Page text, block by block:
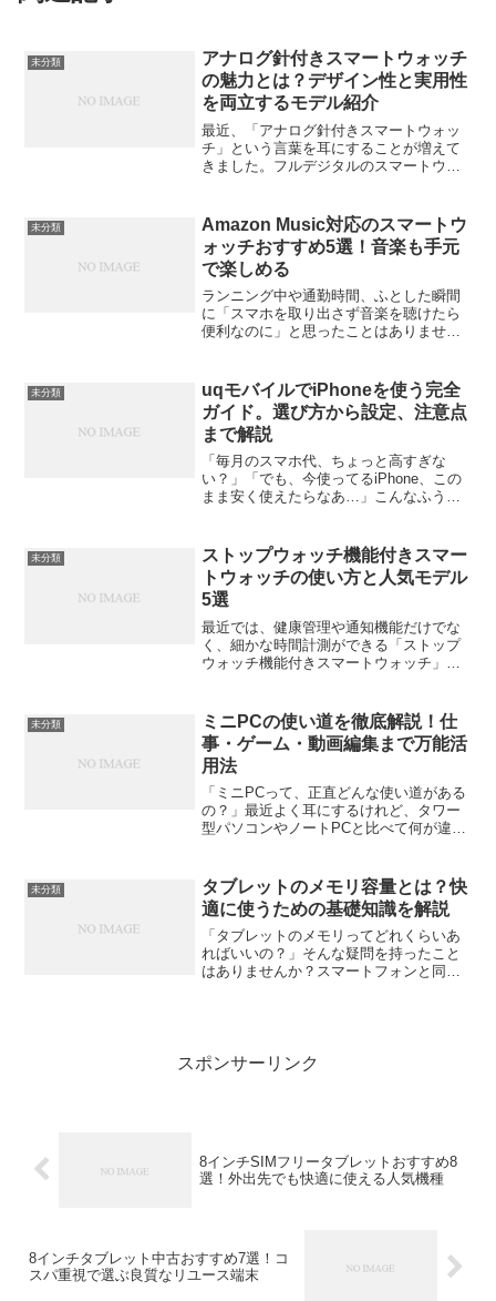
未分類
アナログ針付きスマートウォッチ
の魅力とは？デザイン性と実用性
を両立するモデル紹介
最近、「アナログ針付きスマートウォッ
チ」という言葉を耳にすることが増えて
きました。フルデジタルのスマートウォ
か？この記事では、デザイン性と実用性
を兼ね備えた“ハイブリッ...
未分類
Amazon Music対応のスマートウ
ォッチおすすめ5選！音楽も手元
で楽しめる
ランニング中や通勤時間、ふとした瞬間
に「スマホを取り出さず音楽を聴けたら
便利なのに」と思ったことはありません
す。ここでは、最新モデルの中から実際
にAmazon...
未分類
uqモバイルでiPhoneを使う完全
ガイド。選び方から設定、注意点
まで解説
「毎月のスマホ代、ちょっと高すぎな
い？」「でも、今使ってるiPhone、この
まま安く使えたらなあ…」こんなふうに
ていましたが、UQモバイルに乗り換えて
からは月々の負担...
未分類
ストップウォッチ機能付きスマー
トウォッチの使い方と人気モデル
5選
最近では、健康管理や通知機能だけでな
く、細かな時間計測ができる「ストップ
ウォッチ機能付きスマートウォッチ」が
した時間管理にも役立つ便利な機能で
す。この記事では、ストップ...
未分類
ミニPCの使い道を徹底解説！仕
事・ゲーム・動画編集まで万能活
用法
「ミニPCって、正直どんな使い道がある
の？」最近よく耳にするけれど、タワー
型パソコンやノートPCと比べて何が違う
化していて、仕事にも遊びにも、そして
クリエイティブな...
未分類
タブレットのメモリ容量とは？快
適に使うための基礎知識を解説
「タブレットのメモリってどれくらいあ
ればいいの？」そんな疑問を持ったこと
はありませんか？スマートフォンと同じ
スポンサーリンク
8インチSIMフリータブレットおすすめ8
選！外出先でも快適に使える人気機種
8インチタブレット中古おすすめ7選！コ
スパ重視で選ぶ良質なリユース端末